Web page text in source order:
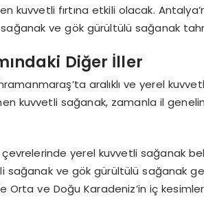
kuvvetli fırtına etkili olacak.
ve gök gürültülü sağanak
Diğer İller
aralıklı ve yerel
kuvvetli sağanak, zamanla il
yerel kuvvetli sağanak
sağanak ve gök gürültülü sağanak
Orta ve Doğu Karadeniz’in iç